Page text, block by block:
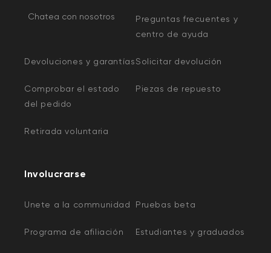
Chatea con nosotros
Preguntas frecuentes y
centro de ayuda
Devoluciones y garantíasSolicitar devolución
Comprobar el estado
del pedido
Piezas de repuesto
Retirada voluntaria
Involucrarse
Unete a la communidad Pruebas beta
Programa de afiliación Estudiantes y graduados